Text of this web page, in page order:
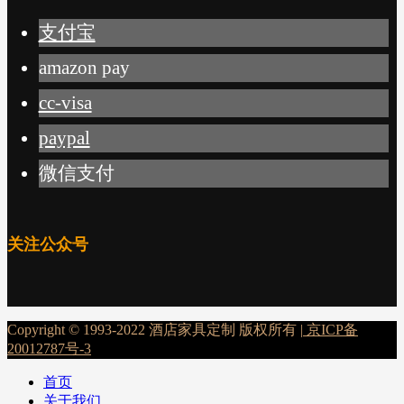
支付宝
amazon pay
cc-visa
paypal
微信支付
关注公众号
Copyright © 1993-2022 酒店家具定制 版权所有 | 京ICP备
20012787号-3
首页